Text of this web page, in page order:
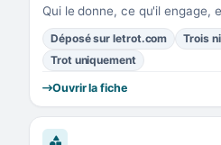
Qui le donne, ce qu'il engage,
Déposé sur letrot.com
Trois
Trot uniquement
Ouvrir la fiche